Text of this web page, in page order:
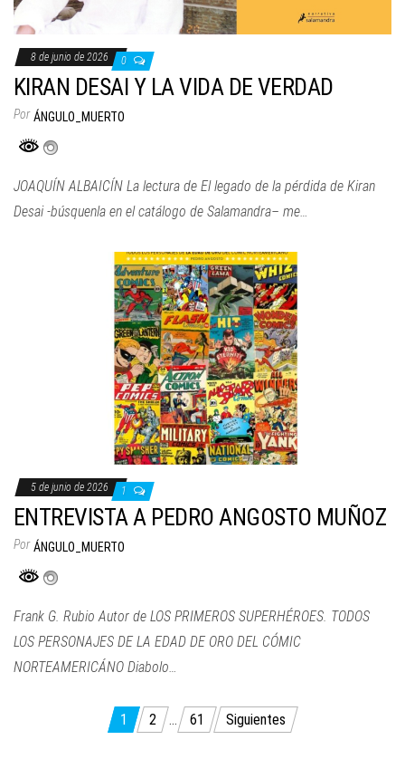
8 de junio de 2026 0
KIRAN DESAI Y LA VIDA DE VERDAD
Por ÁNGULO_MUERTO
JOAQUÍN ALBAICÍN La lectura de El legado de la pérdida de Kiran
Desai -búsquenla en el catálogo de Salamandra– me…
5 de junio de 2026 1
ENTREVISTA A PEDRO ANGOSTO MUÑOZ
Por ÁNGULO_MUERTO
Frank G. Rubio Autor de LOS PRIMEROS SUPERHÉROES. TODOS
LOS PERSONAJES DE LA EDAD DE ORO DEL CÓMIC
NORTEAMERICÁNO Diabolo…
Paginación
1 2 … 61 Siguientes